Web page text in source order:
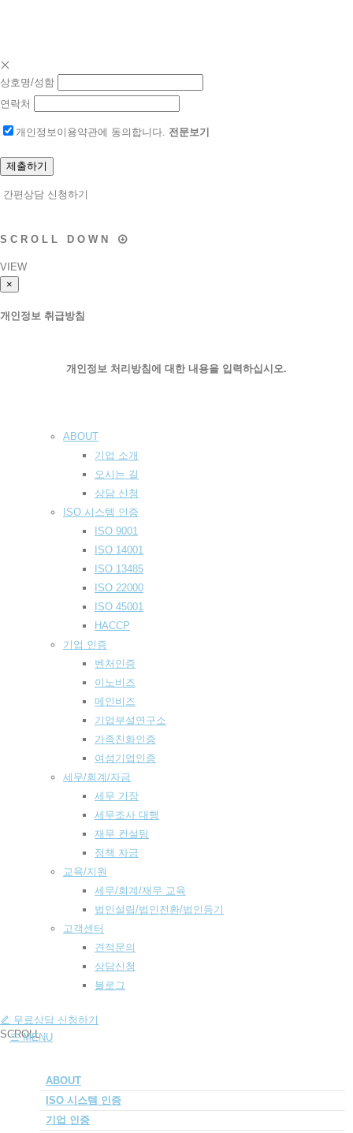
상호명/성함
연락처
개인정보이용약관에 동의합니다. 전문보기
간편상담 신청하기
S C R O L L D O W N
VIEW
×
개인정보 취급방침
개인정보 처리방침에 대한 내용을 입력하십시오.
ABOUT
기업 소개
오시는 길
상담 신청
ISO 시스템 인 증
ISO 9001
ISO 14001
ISO 13485
ISO 22000
ISO 45001
HACCP
기업 인증
벤처인증
이노비즈
메인비즈
기업부설연구소
가족친화인증
여성기업인증
세무/회계/자금
세무 기장
세무조사 대행
재무 컨설팅
정책 자금
교육/지원
세무/회계/재무 교육
법인설립/법인전환/법인등기
고객센터
견적문의
상담신청
블로그
무료상담 신청하기
MENU
ABOUT
ISO 시스템 인증
기업 인증
고객센터
SCROLL
견적문의
상담신청
블로그